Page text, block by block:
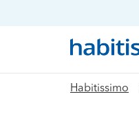
Habitissimo